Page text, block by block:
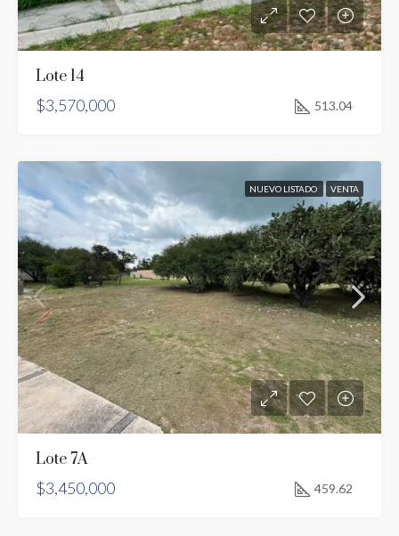
Lote 14
$3,570,000
513.04
NUEVO LISTADO VENTA
Lote 7A
$3,450,000
459.62